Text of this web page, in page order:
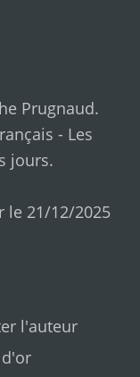
Prugnaud.
- Les
jours.
le 21/12/2025
l'auteur